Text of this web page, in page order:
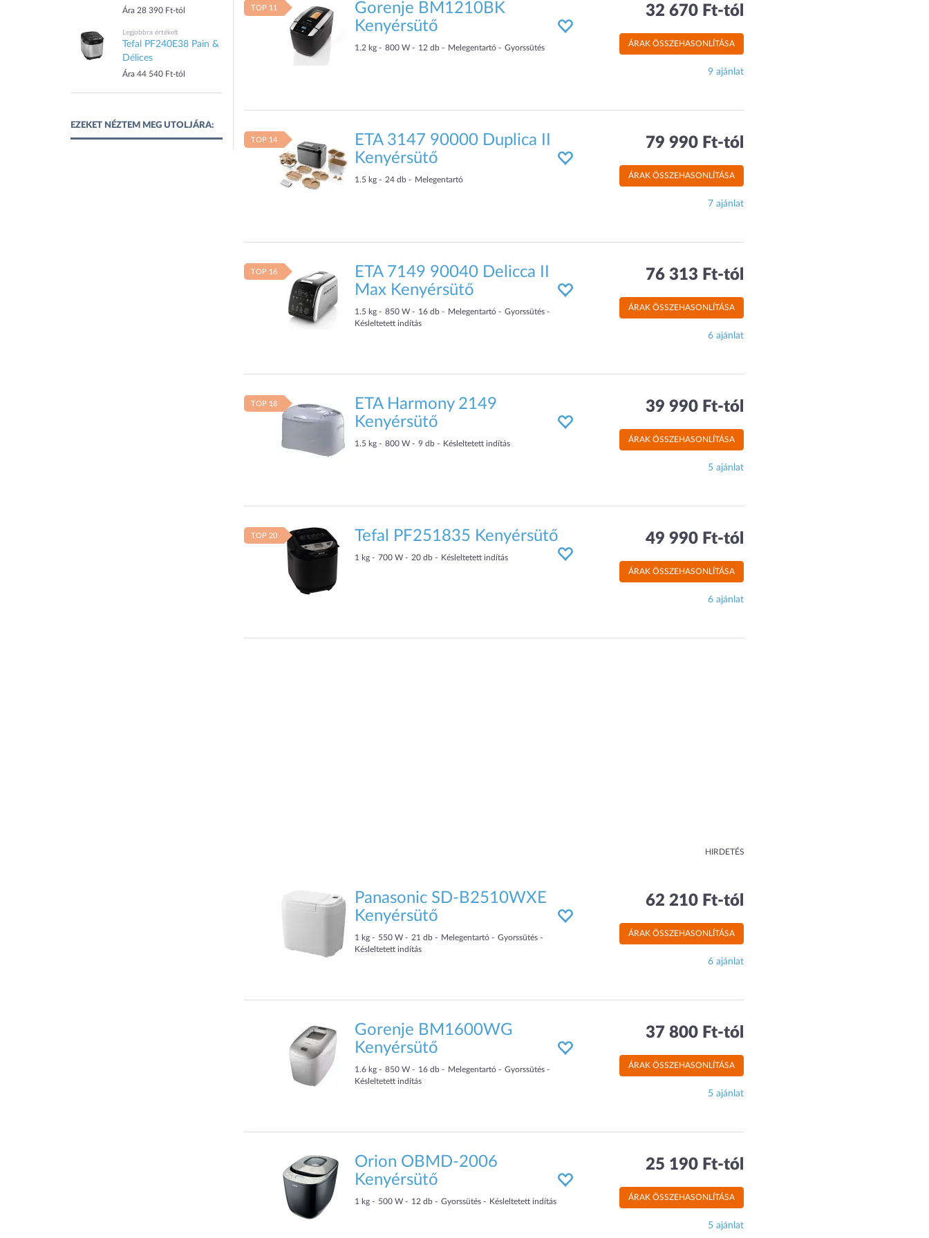
Ára 28 390 Ft-tól
Legjobbra értékelt
Tefal PF240E38 Pain &
Délices
Ára 44 540 Ft-tól
EZEKET NÉZTEM MEG UTOLJÁRA:
TOP 11
Gorenje BM1210BK
Kenyérsütő
1.2 kg 800 W 12 db Melegentartó Gyorssütés
32 670 Ft-tól
ÁRAK ÖSSZEHASONLÍTÁSA
9 ajánlat
TOP 14
ETA 3147 90000 Duplica II
Kenyérsütő
1.5 kg 24 db Melegentartó
79 990 Ft-tól
ÁRAK ÖSSZEHASONLÍTÁSA
7 ajánlat
TOP 16
ETA 7149 90040 Delicca II
Max Kenyérsütő
1.5 kg 850 W 16 db Melegentartó
Gyorssütés
Késleltetett indítás
76 313 Ft-tól
ÁRAK ÖSSZEHASONLÍTÁSA
6 ajánlat
TOP 18
ETA Harmony 2149
Kenyérsütő
1.5 kg 800 W 9 db Késleltetett indítás
39 990 Ft-tól
ÁRAK ÖSSZEHASONLÍTÁSA
5 ajánlat
TOP 20 Tefal PF251835 Kenyérsütő
1 kg 700 W 20 db Késleltetett indítás
49 990 Ft-tól
ÁRAK ÖSSZEHASONLÍTÁSA
6 ajánlat
HIRDETÉS
Panasonic SD-B2510WXE
Kenyérsütő
1 kg 550 W 21 db Melegentartó
Gyorssütés
Késleltetett indítás
62 210 Ft-tól
ÁRAK ÖSSZEHASONLÍTÁSA
6 ajánlat
Gorenje BM1600WG
Kenyérsütő
1.6 kg 850 W 16 db Melegentartó
Gyorssütés
Késleltetett indítás
37 800 Ft-tól
ÁRAK ÖSSZEHASONLÍTÁSA
5 ajánlat
Orion OBMD-2006
Kenyérsütő
1 kg 500 W 12 db Gyorssütés Késleltetett indítás
25 190 Ft-tól
ÁRAK ÖSSZEHASONLÍTÁSA
5 ajánlat